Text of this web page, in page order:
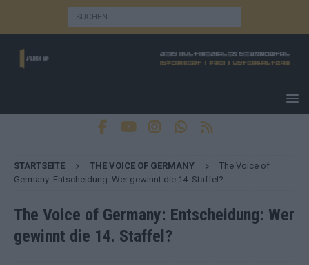
STARTSEITE THE VOICE OF GERMANY
The Voice of
Germany: Entscheidung: Wer gewinnt die 14. Staffel?
The Voice of Germany: Entscheidung: Wer
gewinnt die 14. Staffel?